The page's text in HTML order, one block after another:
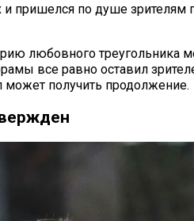
пришелся по душе
любовного
все равно оставил
может получить продолжение.